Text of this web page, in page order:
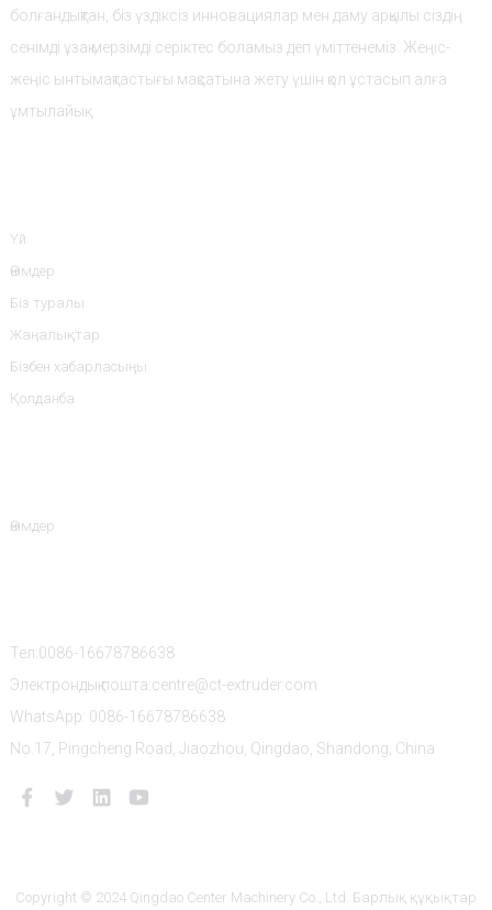
болғандықтан, біз үздіксіз инновациялар мен даму арқылы сіздің
сенімді ұзақ мерзімді серіктес боламыз деп үміттенеміз. Жеңіс-
жеңіс ынтымақтастығы мақсатына жету үшін қол ұстасып алға
ұмтылайық.
Үй
Өнімдер
Біз туралы
Жаңалықтар
Бізбен хабарласыңы
Қолданба
Өнімдер
Тел:0086-16678786638
Электрондық пошта:centre@ct-extruder.com
WhatsApp: 0086-16678786638
No.17, Pingcheng Road, Jiaozhou, Qingdao, Shandong, China
Copyright © 2024 Qingdao Center Machinery Co., Ltd. Барлық құқықтар